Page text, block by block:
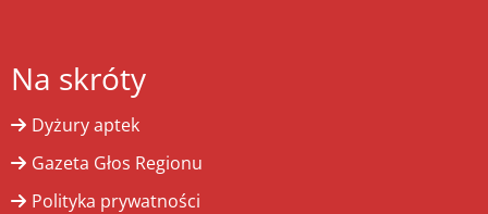
Na skróty
Dyżury aptek
Gazeta Głos Regionu
Polityka prywatności